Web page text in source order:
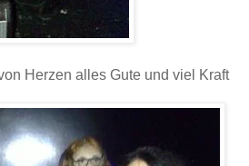
Herzen alles Gute und viel Kraft